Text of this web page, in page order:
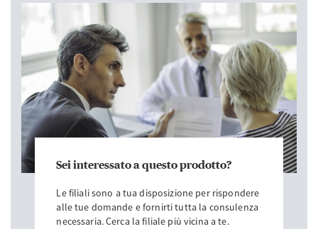
Sei interessato a questo prodotto?
Le filiali sono a tua disposizione per rispondere
alle tue domande e fornirti tutta la consulenza
necessaria. Cerca la filiale più vicina a te.